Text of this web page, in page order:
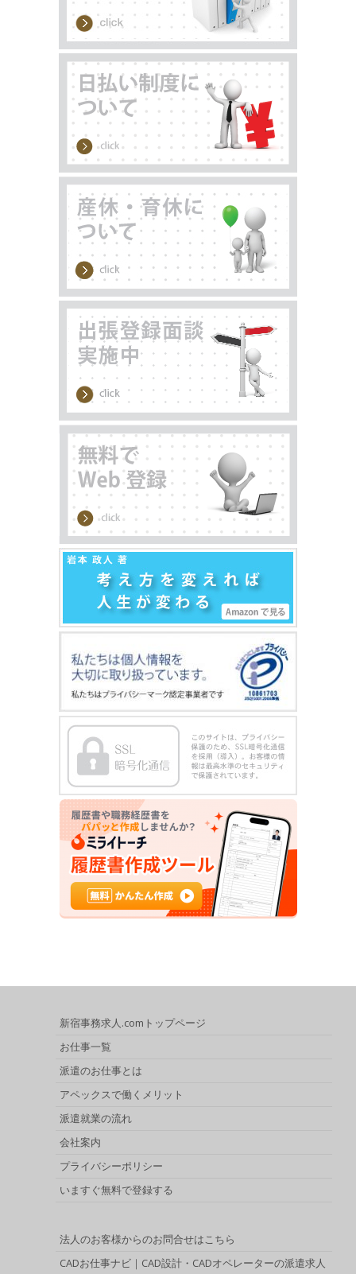
新宿事務求人.comトップページ
お仕事一覧
派遣のお仕事とは
アペックスで働くメリット
派遣就業の流れ
会社案内
プライバシーポリシー
いますぐ無料で登録する
法人のお客様からのお問合せはこちら
CADお仕事ナビ｜CAD設計・CADオペレーターの派遣求人